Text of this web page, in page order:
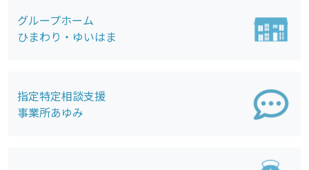
グループホーム
ひまわり・ゆいはま
指定特定相談支援
事業所あゆみ